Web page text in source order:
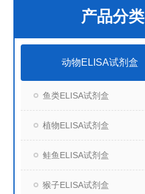
产品分类
动物ELISA试剂盒
鱼类ELISA试剂盒
植物ELISA试剂盒
鲑鱼ELISA试剂盒
猴子ELISA试剂盒